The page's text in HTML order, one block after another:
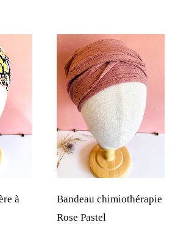
à
Bandeau chimiothérapie
Rose Pastel